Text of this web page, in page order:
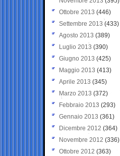
Ottobre 2013 (446)
Settembre 2013 (433)
Agosto 2013 (389)
Luglio 2013 (390)
Giugno 2013 (425)
Maggio 2013 (413)
Aprile 2013 (345)
Marzo 2013 (372)
Febbraio 2013 (293)
Gennaio 2013 (361)
Dicembre 2012 (364)
Novembre 2012 (336)
Ottobre 2012 (363)